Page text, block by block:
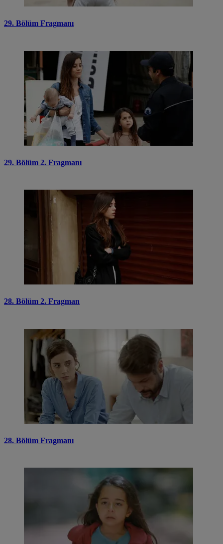
29. Bölüm Fragmanı
29. Bölüm 2. Fragmanı
28. Bölüm 2. Fragman
28. Bölüm Fragmanı